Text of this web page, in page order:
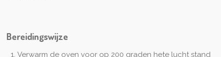
Bereidingswijze
Verwarm de oven voor op 200 graden hete lucht stand